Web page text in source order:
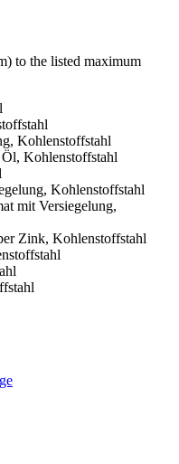
to the listed maximum
Kohlenstoffstahl
Kohlenstoffstahl
Kohlenstoffstahl
mit Versiegelung,
Zink, Kohlenstoffstahl